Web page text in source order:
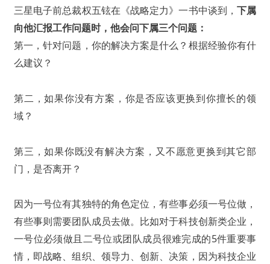
三星电子前总裁权五铉在《战略定力》一书中谈到， 下属
向他汇报工作问题时，他会问下属三个问题：
第一，针对问题，你的解决方案是什么？根据经验你有什
么建议？
第二，如果你没有方案，你是否应该更换到你擅长的领
域？
第三，如果你既没有解决方案，又不愿意更换到其它部
门，是否离开？
因为一号位有其独特的角色定位，有些事必须一号位做，
有些事则需要团队成员去做。比如对于科技创新类企业，
一号位必须做且二号位或团队成员很难完成的5件重要事
情，即战略、组织、领导力、创新、决策，因为科技企业